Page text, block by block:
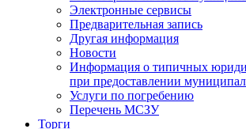
Электронные сервисы
Предварительная запись
Другая информация
Новости
Информация о типичных
при предоставлении
Услуги по погребению
Перечень МСЗУ
Торги